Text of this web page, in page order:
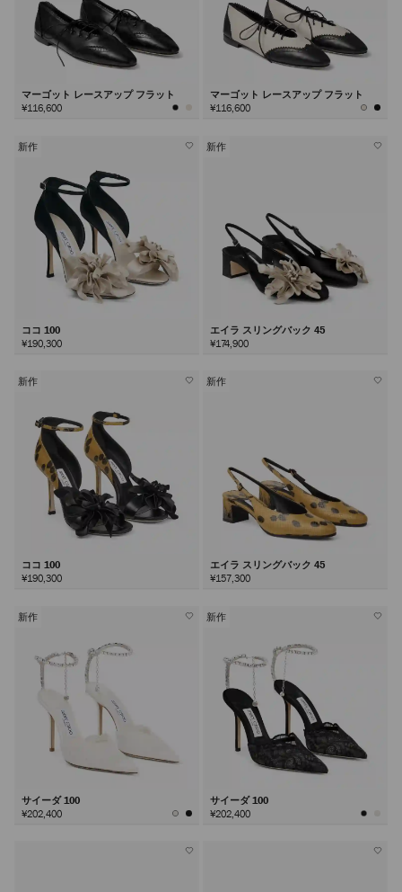
マーゴット レースアップ フラット
¥116,600
マーゴット レースアップ フラット
¥116,600
新作
ココ 100
¥190,300
新作
エイラ スリングバック 45
¥174,900
新作
ココ 100
¥190,300
新作
エイラ スリングバック 45
¥157,300
新作
サイーダ 100
¥202,400
新作
サイーダ 100
¥202,400